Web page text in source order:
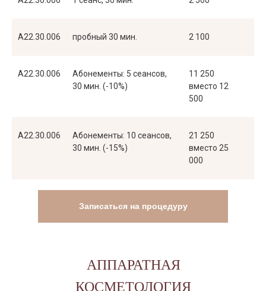
A22.30.006 пробный 30 мин. 2 100
A22.30.006
Абонементы: 5 сеансов,
30 мин. (-10%)
11 250
вместо 12
500
A22.30.006
Абонементы: 10 сеансов,
30 мин. (-15%)
21 250
вместо 25
000
Записаться на процедуру
АППАРАТНАЯ
КОСМЕТОЛОГИЯ